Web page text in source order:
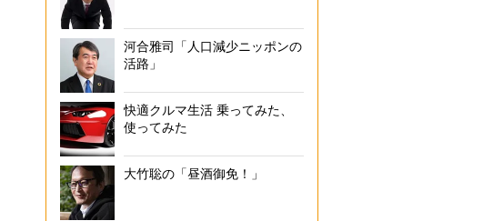
河合雅司「人口減少ニッポンの
活路」
快適クルマ生活 乗ってみた、
使ってみた
大竹聡の「昼酒御免！」